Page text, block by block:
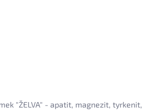
"ŽELVA" - apatit, magnezit, tyrkenit,